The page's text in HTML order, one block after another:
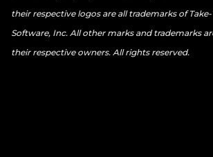
their respective logos are all trademarks of
Software, Inc. All other marks and trademarks
their respective owners. All rights reserved.